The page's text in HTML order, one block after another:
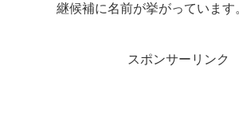
継候補に名前が挙がっています
スポンサーリンク